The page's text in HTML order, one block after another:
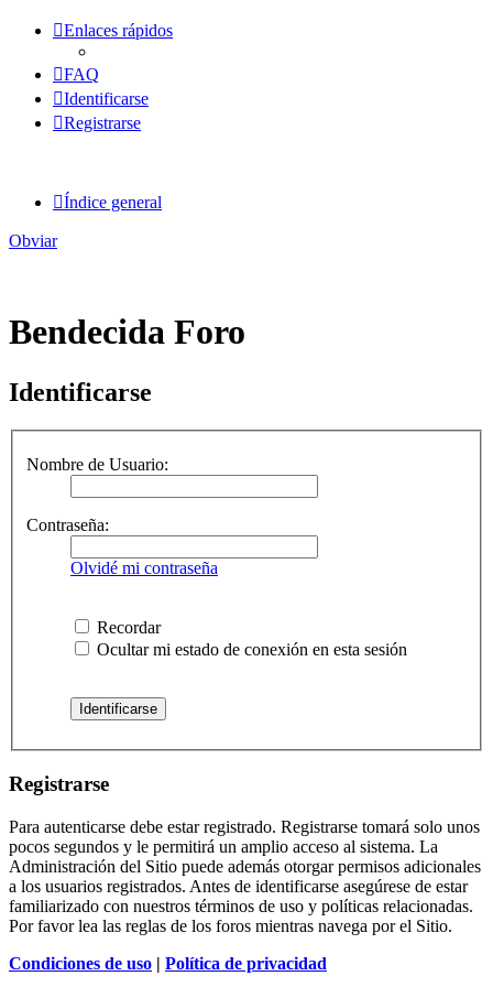
Enlaces rápidos
FAQ
Identificarse
Registrarse
Índice general
Obviar
Bendecida Foro
Identificarse
Nombre de Usuario:
Contraseña:
Olvidé mi contraseña
Recordar
Ocultar mi estado de conexión en esta sesión
Registrarse
Para autenticarse debe estar registrado. Registrarse tomará solo unos
pocos segundos y le permitirá un amplio acceso al sistema. La
Administración del Sitio puede además otorgar permisos adicionales
a los usuarios registrados. Antes de identificarse asegúrese de estar
familiarizado con nuestros términos de uso y políticas relacionadas.
Por favor lea las reglas de los foros mientras navega por el Sitio.
Condiciones de uso | Política de privacidad